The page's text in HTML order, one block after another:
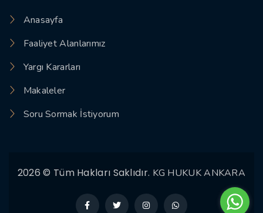
Anasayfa
Faaliyet Alanlarımız
Yargı Kararları
Makaleler
Soru Sormak İstiyorum
2026 © Tüm Hakları Saklıdır. KG HUKUK ANKARA